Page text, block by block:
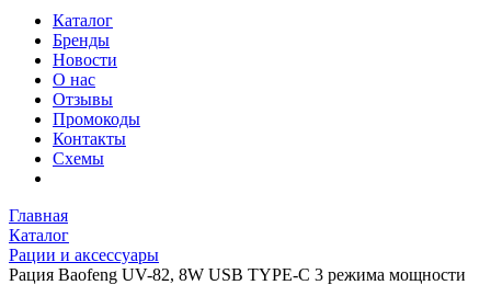
Каталог
Бренды
Новости
О нас
Отзывы
Промокоды
Контакты
Схемы
Главная
Каталог
Рации и аксессуары
Рация Baofeng UV-82, 8W USB TYPE-C 3 режима мощности